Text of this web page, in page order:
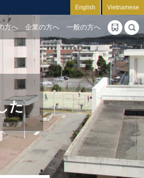
English Vietnamese
方へ 企業の方へ 一般の方へ
た